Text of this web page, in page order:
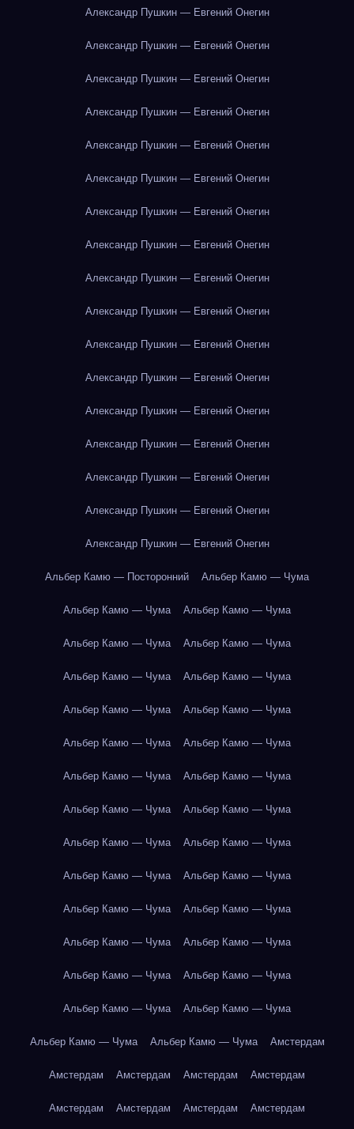
Александр Пушкин — Евгений Онегин
Александр Пушкин — Евгений Онегин
Александр Пушкин — Евгений Онегин
Александр Пушкин — Евгений Онегин
Александр Пушкин — Евгений Онегин
Александр Пушкин — Евгений Онегин
Александр Пушкин — Евгений Онегин
Александр Пушкин — Евгений Онегин
Александр Пушкин — Евгений Онегин
Александр Пушкин — Евгений Онегин
Александр Пушкин — Евгений Онегин
Александр Пушкин — Евгений Онегин
Александр Пушкин — Евгений Онегин
Александр Пушкин — Евгений Онегин
Александр Пушкин — Евгений Онегин
Александр Пушкин — Евгений Онегин
Александр Пушкин — Евгений Онегин
Альбер Камю — Посторонний Альбер Камю — Чума
Альбер Камю — Чума Альбер Камю — Чума
Альбер Камю — Чума Альбер Камю — Чума
Альбер Камю — Чума Альбер Камю — Чума
Альбер Камю — Чума Альбер Камю — Чума
Альбер Камю — Чума Альбер Камю — Чума
Альбер Камю — Чума Альбер Камю — Чума
Альбер Камю — Чума Альбер Камю — Чума
Альбер Камю — Чума Альбер Камю — Чума
Альбер Камю — Чума Альбер Камю — Чума
Альбер Камю — Чума Альбер Камю — Чума
Альбер Камю — Чума Альбер Камю — Чума
Альбер Камю — Чума Альбер Камю — Чума
Альбер Камю — Чума Альбер Камю — Чума
Альбер Камю — Чума Альбер Камю — Чума Амстердам
Амстердам Амстердам Амстердам Амстердам
Амстердам Амстердам Амстердам Амстердам